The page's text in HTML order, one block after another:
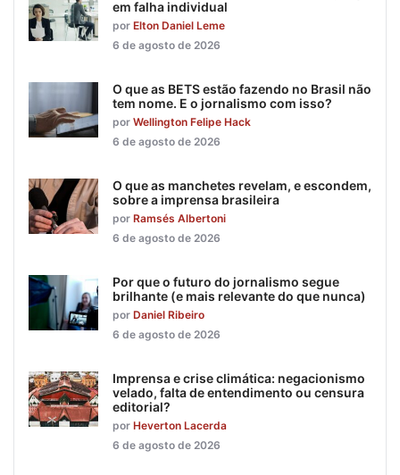
em falha individual
por Elton Daniel Leme
6 de agosto de 2026
O que as BETS estão fazendo no Brasil não
tem nome. E o jornalismo com isso?
por Wellington Felipe Hack
6 de agosto de 2026
O que as manchetes revelam, e escondem,
sobre a imprensa brasileira
por Ramsés Albertoni
6 de agosto de 2026
Por que o futuro do jornalismo segue
brilhante (e mais relevante do que nunca)
por Daniel Ribeiro
6 de agosto de 2026
Imprensa e crise climática: negacionismo
velado, falta de entendimento ou censura
editorial?
por Heverton Lacerda
6 de agosto de 2026